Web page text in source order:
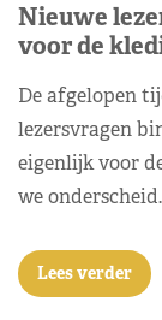
Nieuwe
voor de
De afgelopen
lezersvragen
eigenlijk voor
we
Lees verder